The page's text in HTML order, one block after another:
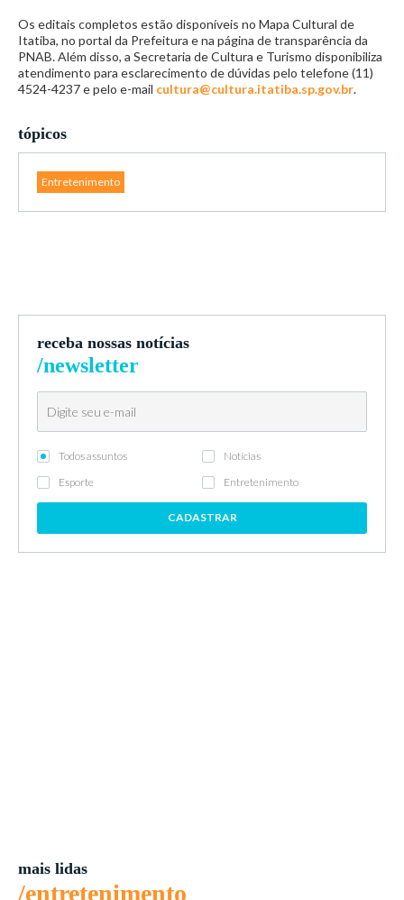
Os editais completos estão disponíveis no Mapa Cultural de
Itatiba, no portal da Prefeitura e na página de transparência da
PNAB. Além disso, a Secretaria de Cultura e Turismo disponibiliza
atendimento para esclarecimento de dúvidas pelo telefone (11)
4524-4237 e pelo e-mail cultura@cultura.itatiba.sp.gov.br.
tópicos
Entretenimento
receba nossas notícias
/newsletter
Todos assuntos
Notícias
Esporte
Entretenimento
CADASTRAR
mais lidas
/entretenimento